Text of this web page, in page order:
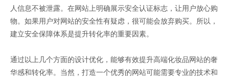
人信息不被泄露。在网站上明确展示安全认证标志，让用户放心购
物。如果用户对网站的安全性有疑虑，很可能会放弃购买。所以，
建立安全保障体系是提升转化率的重要因素。
通过以上几个方面的设计优化，能够有效提升高端化妆品网站的奢
华感和转化率。当然，打造一个优秀的网站可能需要专业的技术和